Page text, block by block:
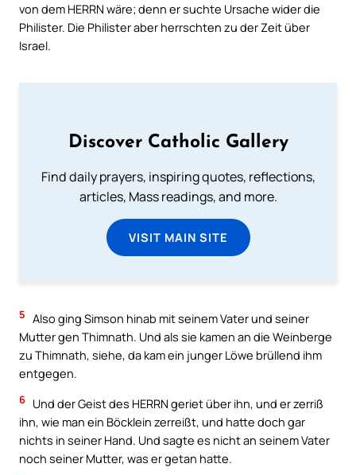
von dem HERRN wäre; denn er suchte Ursache wider die
Philister. Die Philister aber herrschten zu der Zeit über
Israel.
Discover Catholic Gallery
Find daily prayers, inspiring quotes, reflections,
articles, Mass readings, and more.
VISIT MAIN SITE
5 Also ging Simson hinab mit seinem Vater und seiner
Mutter gen Thimnath. Und als sie kamen an die Weinberge
zu Thimnath, siehe, da kam ein junger Löwe brüllend ihm
entgegen.
6 Und der Geist des HERRN geriet über ihn, und er zerriß
ihn, wie man ein Böcklein zerreißt, und hatte doch gar
nichts in seiner Hand. Und sagte es nicht an seinem Vater
noch seiner Mutter, was er getan hatte.